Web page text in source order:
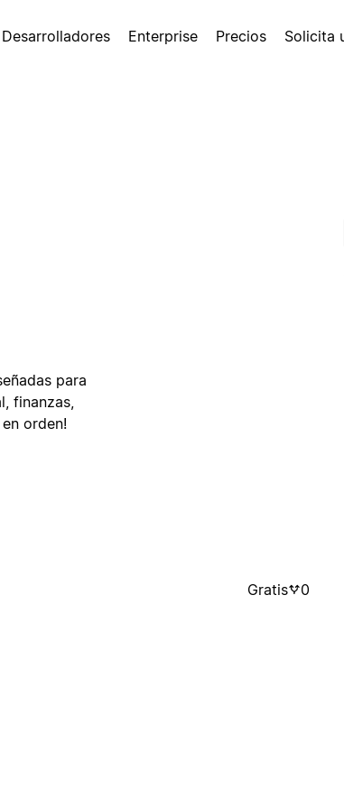
Desarrolladores Enterprise Precios Solicita
para
finanzas,
orden!
Gratis 0